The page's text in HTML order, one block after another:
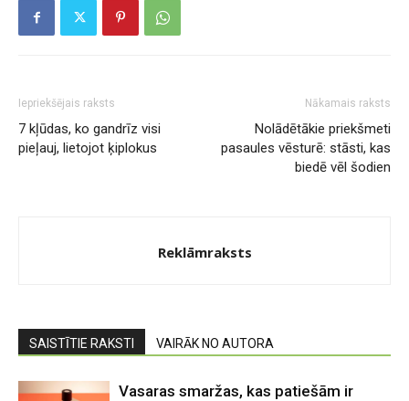
Iepriekšējais raksts
7 kļūdas, ko gandrīz visi
pieļauj, lietojot ķiplokus
Nākamais raksts
Nolādētākie priekšmeti
pasaules vēsturē: stāsti, kas
biedē vēl šodien
Reklāmraksts
SAISTĪTIE RAKSTI VAIRĀK NO AUTORA
Vasaras smaržas, kas patiešām ir